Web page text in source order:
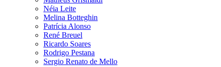
Néia Leite
Melina Botteghin
Patrícia Alonso
René Breuel
Ricardo Soares
Rodrigo Pestana
Sergio Renato de Mello